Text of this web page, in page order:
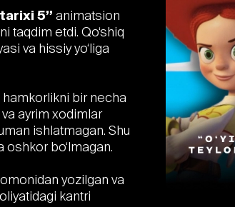
5” animatsion
taqdim etdi. Qo‘shiq
va hissiy yo‘liga
hamkorlikni bir necha
ayrim xodimlar
ishlatmagan. Shu
bo‘lmagan.
yozilgan va
kantri